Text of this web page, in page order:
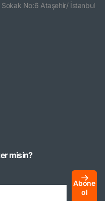
No:6 Ataşehir/ İstanbul
misin?
Abone
ol